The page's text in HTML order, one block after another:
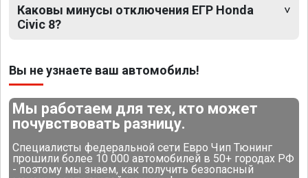
Каковы минусы отключения ЕГР Honda
Civic 8?
Вы не узнаете ваш автомобиль!
Мы работаем для тех, кто может
почувствовать разницу.
Специалисты федеральной сети Евро Чип Тюнинг
прошили более 10 000 автомобилей в 50+ городах РФ
- поэтому мы знаем, как получить безопасный